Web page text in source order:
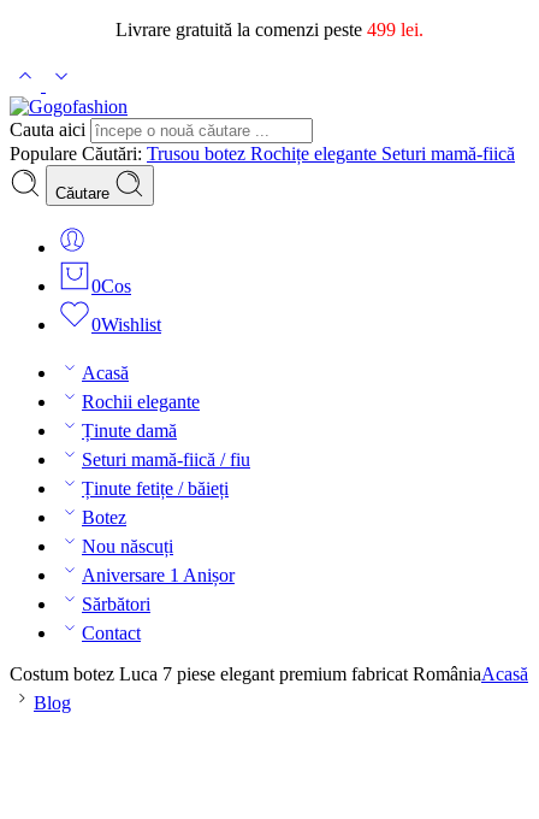
Livrare gratuită la comenzi peste 499 lei.
Cauta aici
Populare Căutări: Trusou botez Rochițe elegante Seturi mamă-fiică
Căutare
0Cos
0Wishlist
Acasă
Rochii elegante
Ținute damă
Seturi mamă-fiică / fiu
Ținute fetițe / băieți
Botez
Nou născuți
Aniversare 1 Anișor
Sărbători
Contact
Costum botez Luca 7 piese elegant premium fabricat RomâniaAcasă
Blog